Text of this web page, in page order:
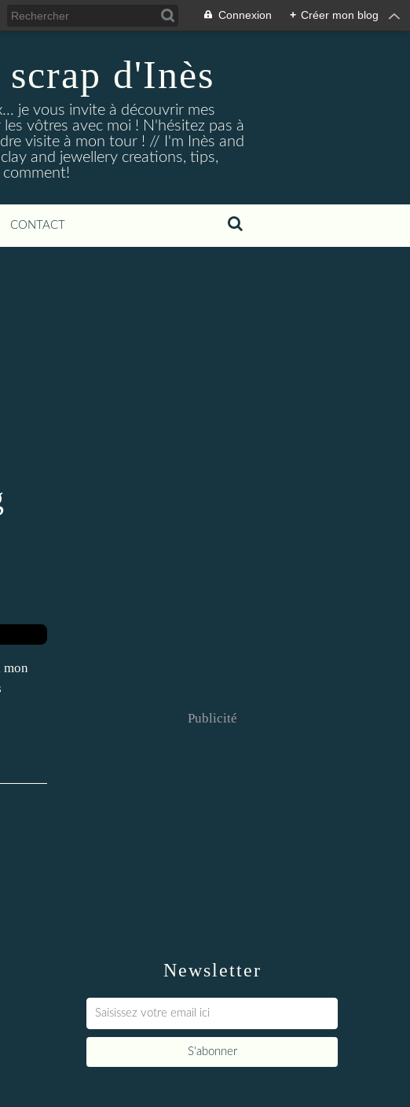
Connexion + Créer mon blog
d'Inès
je vous invite à découvrir mes
vôtres avec moi ! N'hésitez pas à
visite à mon tour ! // I'm Inès and
and jewellery creations, tips,
CONTACT
mon
Newsletter
Publicité